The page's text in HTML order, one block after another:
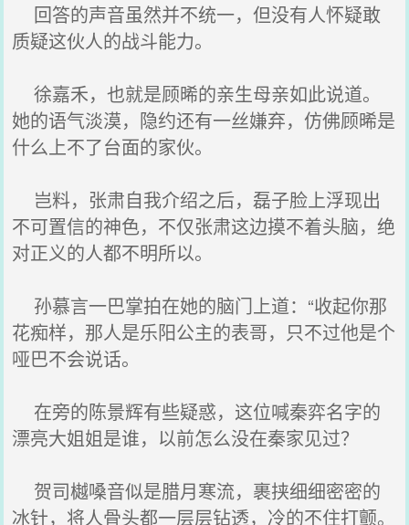
回答的声音虽然并不统一，但没有人怀疑敢
质疑这伙人的战斗能力。
徐嘉禾，也就是顾晞的亲生母亲如此说道。
她的语气淡漠，隐约还有一丝嫌弃，仿佛顾晞是
什么上不了台面的家伙。
岂料，张肃自我介绍之后，磊子脸上浮现出
不可置信的神色，不仅张肃这边摸不着头脑，绝
对正义的人都不明所以。
孙慕言一巴掌拍在她的脑门上道：“收起你那
花痴样，那人是乐阳公主的表哥，只不过他是个
哑巴不会说话。
在旁的陈景辉有些疑惑，这位喊秦弈名字的
漂亮大姐姐是谁，以前怎么没在秦家见过？
贺司樾嗓音似是腊月寒流，裹挟细细密密的
冰针，将人骨头都一层层钻透，冷的不住打颤。